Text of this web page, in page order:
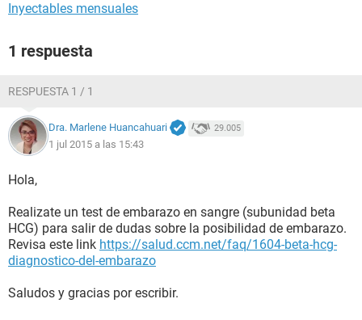
Inyectables mensuales
1 respuesta
RESPUESTA 1 / 1
Dra. Marlene Huancahuari 29.005
1 jul 2015 a las 15:43
Hola,
Realizate un test de embarazo en sangre (subunidad beta
HCG) para salir de dudas sobre la posibilidad de embarazo.
Revisa este link https://salud.ccm.net/faq/1604-beta-hcg-
diagnostico-del-embarazo
Saludos y gracias por escribir.